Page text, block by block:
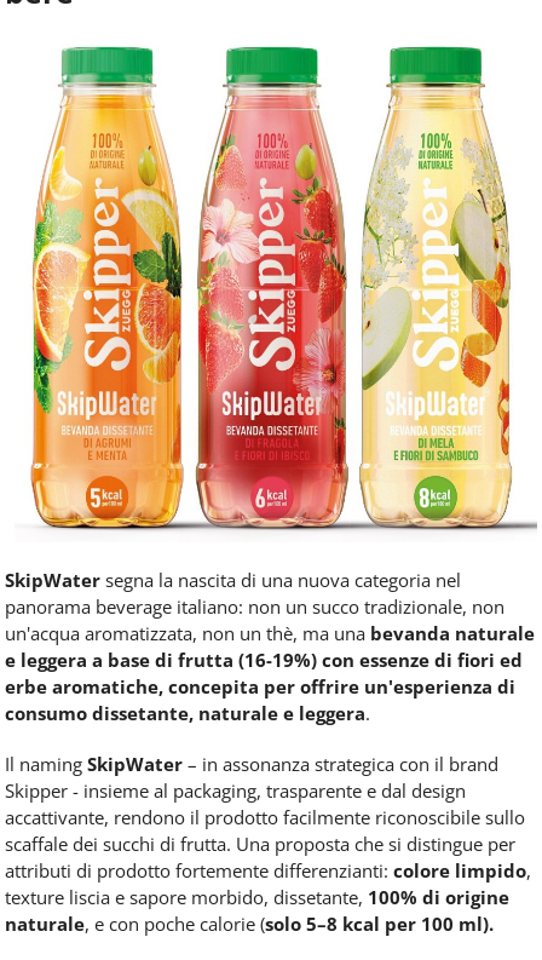
SkipWater segna la nascita di una nuova categoria nel
panorama beverage italiano: non un succo tradizionale, non
un'acqua aromatizzata, non un thè, ma una bevanda naturale
e leggera a base di frutta (16-19%) con essenze di fiori ed
erbe aromatiche, concepita per offrire un'esperienza di
consumo dissetante, naturale e leggera.
Il naming SkipWater – in assonanza strategica con il brand
Skipper - insieme al packaging, trasparente e dal design
accattivante, rendono il prodotto facilmente riconoscibile sullo
scaffale dei succhi di frutta. Una proposta che si distingue per
attributi di prodotto fortemente differenzianti: colore limpido,
texture liscia e sapore morbido, dissetante, 100% di origine
naturale, e con poche calorie (solo 5–8 kcal per 100 ml).